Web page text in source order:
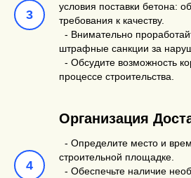
условия поставки бетона:
требования к качеству.
- Внимательно
штрафные санкции за
- Обсудите возможность
процессе строительства.
Организация
- Определите место и
строительной площадке.
- Обеспечьте наличие